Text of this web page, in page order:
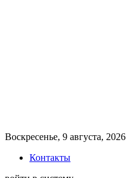
Воскресенье, 9 августа, 2026
Контакты